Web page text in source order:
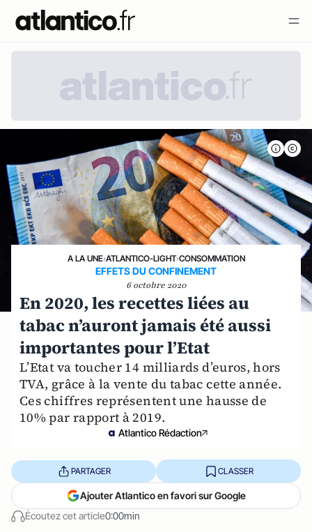
A LA UNE›ATLANTICO-LIGHT›CONSOMMATION
EFFETS DU CONFINEMENT
6 octobre 2020
En 2020, les recettes liées au
tabac n’auront jamais été aussi
importantes pour l’Etat
L’Etat va toucher 14 milliards d’euros, hors
TVA, grâce à la vente du tabac cette année.
Ces chiffres représentent une hausse de
10% par rapport à 2019.
Atlantico Rédaction
Écoutez cet article0:00min
PARTAGER CLASSER
Ajouter Atlantico en favori sur Google